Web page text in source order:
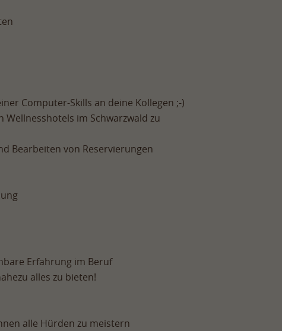
Computer-Skills an deine Kollegen ;-)
im Schwarzwald zu
Bearbeiten von Reservierungen
Erfahrung im Beruf
alles zu bieten!
alle Hürden zu meistern